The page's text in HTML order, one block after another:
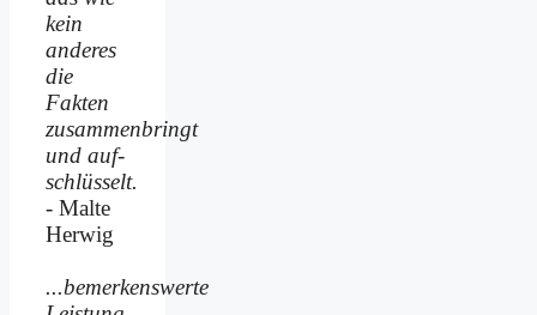
kein
anderes
die
Fakten
zusammenbringt
und auf­
schlüsselt.
- Malte
Herwig
...bemerkenswerte